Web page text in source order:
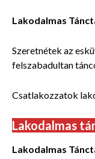
Lakodalmas
Szeretnétek az
felszabadultan
Csatlakozzatok
Lakodalmas
Lakodalmas